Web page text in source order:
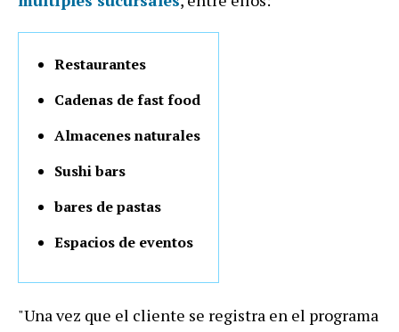
Restaurantes
Cadenas de fast food
Almacenes naturales
Sushi bars
bares de pastas
Espacios de eventos
"Una vez que el cliente se registra en el programa